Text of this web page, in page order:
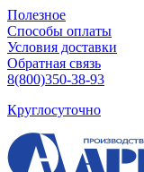
Полезное
Способы оплаты
Условия доставки
Обратная связь
8(800)350-38-93
Круглосуточно